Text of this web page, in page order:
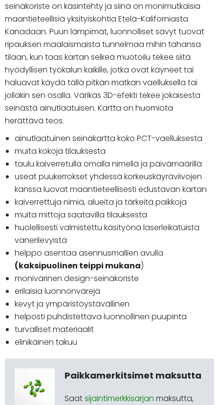
seinäkoriste on käsintehty ja siinä on monimutkaisia
maantieteellisiä yksityiskohtia Etelä-Kaliforniasta
Kanadaan. Puun lämpimät, luonnolliset sävyt tuovat
ripauksen maalaismaista tunnelmaa mihin tahansa
tilaan, kun taas kartan selkeä muotoilu tekee siitä
hyödyllisen työkalun kaikille, jotka ovat käyneet tai
haluavat käydä tällä pitkän matkan vaelluksella tai
jollakin sen osalla. Värikäs 3D-efekti tekee jokaisesta
seinästä ainutlaatuisen. Kartta on huomiota
herättävä teos.
ainutlaatuinen seinäkartta koko PCT-vaelluksesta
muita kokoja tilauksesta
taulu kaiverretulla omalla nimellä ja päivämäärillä
useat puukerrokset yhdessä korkeuskäyräviivojen
kanssa luovat maantieteellisesti edustavan kartan
kaiverrettuja nimiä, alueita ja tärkeitä paikkoja
muita mittoja saatavilla tilauksesta
huolellisesti valmistettu käsityönä laserleikatuista
vanerilevyistä
helppo asentaa asennusmallien avulla
(kaksipuolinen teippi mukana)
monivärinen design-seinäkoriste
erilaisia luonnonvärejä
kevyt ja ympäristöystävällinen
helposti puhdistettava luonnollinen puupinta
turvalliset materiaalit
elinikäinen takuu
Paikkamerkitsimet maksutta
Saatsijaintimerkkisarjan maksutta,